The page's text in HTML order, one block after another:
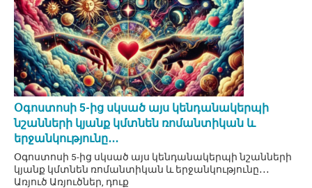
Օգոստոսի 5-ից սկսած այս կենդանակերպի
նշանների կյանք կմտնեն ռոմանտիկան և
երջանկությունը․․․
Օգոստոսի 5-ից սկսած այս կենդանակերպի նշանների
կյանք կմտնեն ռոմանտիկան և երջանկությունը․․․
Առյուծ Առյուծներ, դուք